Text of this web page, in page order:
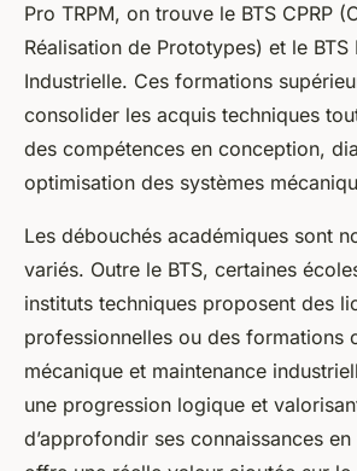
Pro TRPM, on trouve le BTS CPRP
Réalisation de Prototypes) et le BTS
Industrielle. Ces formations
consolider les acquis techniques
des compétences en conception,
optimisation des systèmes
Les débouchés académiques sont
variés. Outre le BTS, certaines
instituts techniques proposent des
professionnelles ou des formations
mécanique et maintenance
une progression logique et
d’approfondir ses connaissances